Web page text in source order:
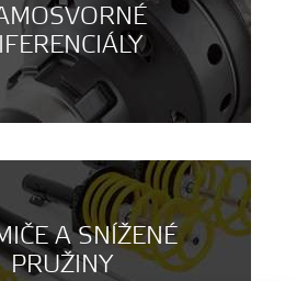
A SNÍŽENÉ
PRUŽINY